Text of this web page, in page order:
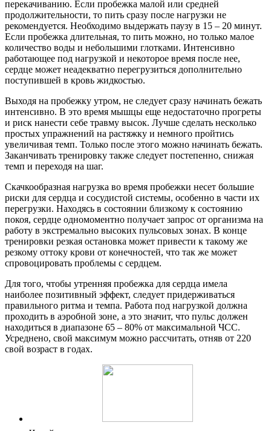
перекачиванию. Если пробежка малой или средней
продолжительности, то пить сразу после нагрузки не
рекомендуется. Необходимо выдержать паузу в 15 – 20 минут.
Если пробежка длительная, то пить можно, но только малое
количество воды и небольшими глотками. Интенсивно
работающее под нагрузкой и некоторое время после нее,
сердце может неадекватно перегрузиться дополнительно
поступившей в кровь жидкостью.
Выходя на пробежку утром, не следует сразу начинать бежать
интенсивно. В это время мышцы еще недостаточно прогреты
и риск нанести себе травму высок. Лучше сделать несколько
простых упражнений на растяжку и немного пройтись
увеличивая темп. Только после этого можно начинать бежать.
Заканчивать тренировку также следует постепенно, снижая
темп и переходя на шаг.
Скачкообразная нагрузка во время пробежки несет большие
риски для сердца и сосудистой системы, особенно в части их
перегрузки. Находясь в состоянии близкому к состоянию
покоя, сердце одномоментно получает запрос от организма на
работу в экстремально высоких пульсовых зонах. В конце
тренировки резкая остановка может привести к такому же
резкому оттоку крови от конечностей, что так же может
спровоцировать проблемы с сердцем.
Для того, чтобы утренняя пробежка для сердца имела
наиболее позитивный эффект, следует придерживаться
правильного ритма и темпа. Работа под нагрузкой должна
проходить в аэробной зоне, а это значит, что пульс должен
находиться в диапазоне 65 – 80% от максимальной ЧСС.
Усреднено, свой максимум можно рассчитать, отняв от 220
свой возраст в годах.